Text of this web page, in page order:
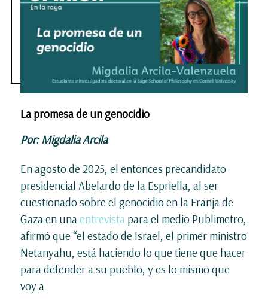
La promesa de un genocidio
Por: Migdalia Arcila
En agosto de 2025, el entonces precandidato
presidencial Abelardo de la Espriella, al ser
cuestionado sobre el genocidio en la Franja de
Gaza en unaentrevista para el medio Publimetro,
afirmó que “el estado de Israel, el primer ministro
Netanyahu, está haciendo lo que tiene que hacer
para defender a su pueblo, y es lo mismo que
voy a